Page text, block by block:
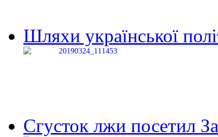
Шляхи української
Сгусток лжи посетил